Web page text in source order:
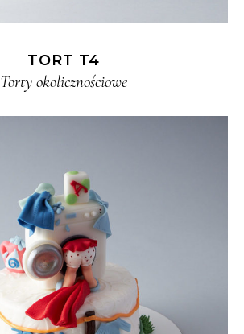
TORT T4
Torty okolicznościowe